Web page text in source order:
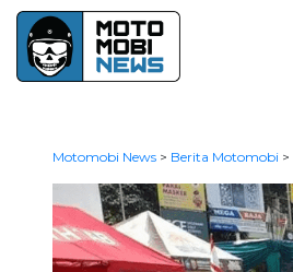
Motomobi News> Berita Motomobi >